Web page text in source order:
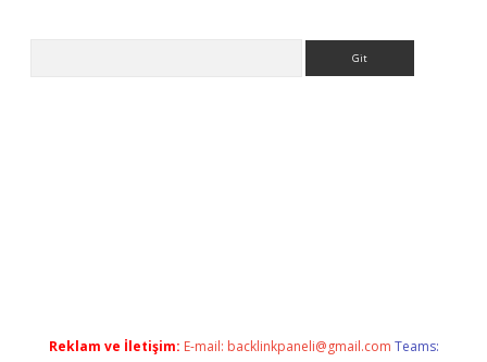
Reklam ve İletişim: E-mail: backlinkpaneli@gmail.com Teams: